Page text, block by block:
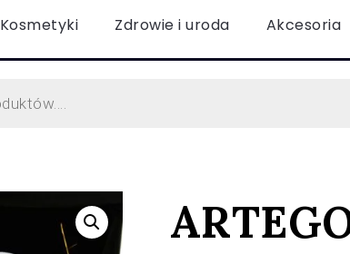
Kosmetyki Zdrowie i uroda Akcesoria